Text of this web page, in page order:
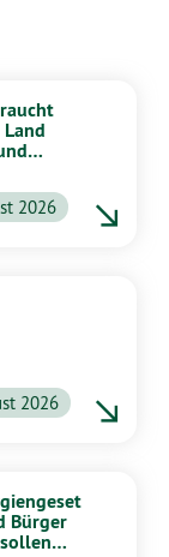
2026
2026
Bürger